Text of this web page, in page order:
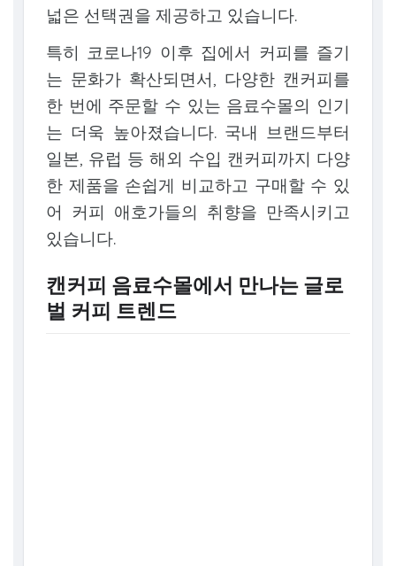
넓은 선택권을 제공하고 있습니다.
특히 코로나19 이후 집에서 커피를 즐기
는 문화가 확산되면서, 다양한 캔커피를
한 번에 주문할 수 있는 음료수몰의 인기
는 더욱 높아졌습니다. 국내 브랜드부터
일본, 유럽 등 해외 수입 캔커피까지 다양
한 제품을 손쉽게 비교하고 구매할 수 있
어 커피 애호가들의 취향을 만족시키고
있습니다.
캔커피 음료수몰에서 만나는 글로
벌 커피 트렌드